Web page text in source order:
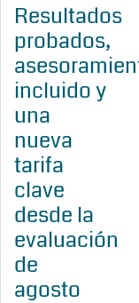
Resultados
probados,
incluido y
una
nueva
tarifa
clave
desde la
evaluación
de
agosto